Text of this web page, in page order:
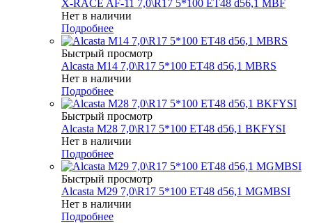
X-RACE AF-11 7,0\R17 5*100 ET48 d56,1 MBF
Нет в наличии
Подробнее
Быстрый просмотр
Alcasta M14 7,0\R17 5*100 ET48 d56,1 MBRS
Нет в наличии
Подробнее
Быстрый просмотр
Alcasta M28 7,0\R17 5*100 ET48 d56,1 BKFYSI
Нет в наличии
Подробнее
Быстрый просмотр
Alcasta M29 7,0\R17 5*100 ET48 d56,1 MGMBSI
Нет в наличии
Подробнее